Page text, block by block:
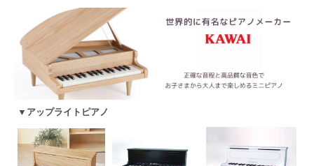
▼アップライトピアノ